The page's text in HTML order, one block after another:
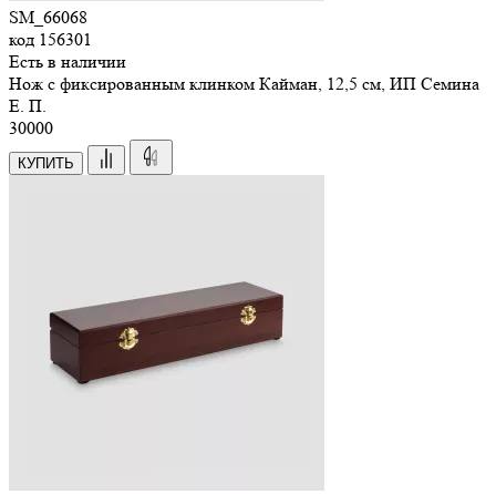
SM_66068
код 156301
Есть в наличии
Нож с фиксированным клинком Кайман, 12,5 см, ИП Семина
Е. П.
30000
КУПИТЬ